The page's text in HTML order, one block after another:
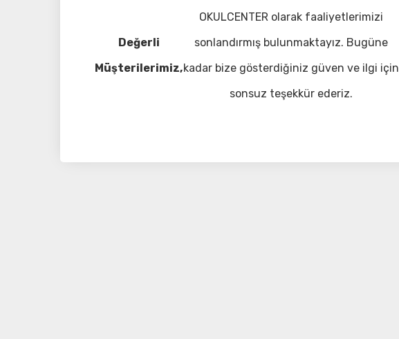
Değerli
Müşterilerimiz,
OKULCENTER olarak faaliyetlerimizi
sonlandırmış bulunmaktayız. Bugüne
kadar bize gösterdiğiniz güven ve ilgi için
sonsuz teşekkür ederiz.